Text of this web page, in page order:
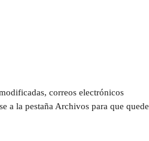
correos electrónicos
a la pestaña Archivos para que quede